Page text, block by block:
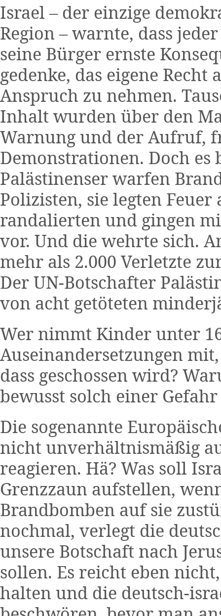
Israel – der einzige
Region – warnte, dass
seine Bürger ernste
gedenke, das eigene
Anspruch zu nehmen.
Inhalt wurden über den
Warnung und der Aufruf,
Demonstrationen. Doch
Palästinenser warfen
Polizisten, sie legten
randalierten und gingen
vor. Und die wehrte sich.
mehr als 2.000 Verletzte
Der UN-Botschafter
von acht getöteten
Wer nimmt Kinder unter
Auseinandersetzungen
dass geschossen wird?
bewusst solch einer Gefahr
Die sogenannte
nicht unverhältnismäßig
reagieren. Hä? Was soll
Grenzzaun aufstellen,
Brandbomben auf sie
nochmal, verlegt die
unsere Botschaft nach
sollen. Es reicht eben
halten und die deutsch-